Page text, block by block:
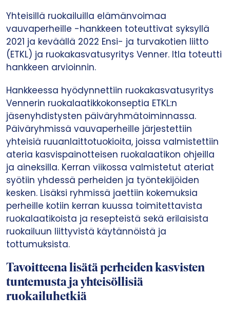
Yhteisillä ruokailuilla elämänvoimaa
vauvaperheille -hankkeen toteuttivat syksyllä
2021 ja keväällä 2022 Ensi- ja turvakotien liitto
(ETKL) ja ruokakasvatusyritys Venner. Itla toteutti
hankkeen arvioinnin.
Hankkeessa hyödynnettiin ruokakasvatusyritys
Vennerin ruokalaatikkokonseptia ETKL:n
jäsenyhdistysten päiväryhmätoiminnassa.
Päiväryhmissä vauvaperheille järjestettiin
yhteisiä ruuanlaittotuokioita, joissa valmistettiin
ateria kasvispainotteisen ruokalaatikon ohjeilla
ja aineksilla. Kerran viikossa valmistetut ateriat
syötiin yhdessä perheiden ja työntekijöiden
kesken. Lisäksi ryhmissä jaettiin kokemuksia
perheille kotiin kerran kuussa toimitettavista
ruokalaatikoista ja resepteistä sekä erilaisista
ruokailuun liittyvistä käytännöistä ja
tottumuksista.
Tavoitteena lisätä perheiden kasvisten
tuntemusta ja yhteisöllisiä
ruokailuhetkiä